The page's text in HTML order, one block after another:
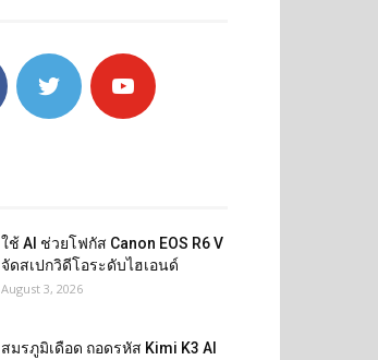
ใช้ AI ช่วยโฟกัส Canon EOS R6 V
จัดสเปกวิดีโอระดับไฮเอนด์
August 3, 2026
สมรภูมิเดือด ถอดรหัส Kimi K3 AI